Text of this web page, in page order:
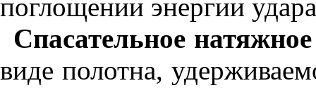
поглощении энергии
Спасательное
виде полотна,